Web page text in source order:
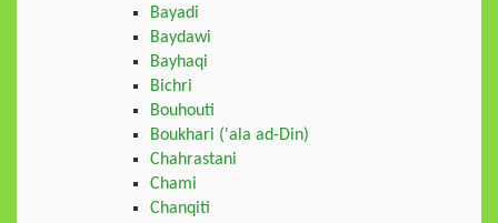
Bayadi
Baydawi
Bayhaqi
Bichri
Bouhouti
Boukhari ('ala ad-Din)
Chahrastani
Chami
Chanqiti